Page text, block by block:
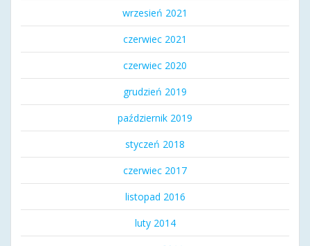
wrzesień 2021
czerwiec 2021
czerwiec 2020
grudzień 2019
październik 2019
styczeń 2018
czerwiec 2017
listopad 2016
luty 2014